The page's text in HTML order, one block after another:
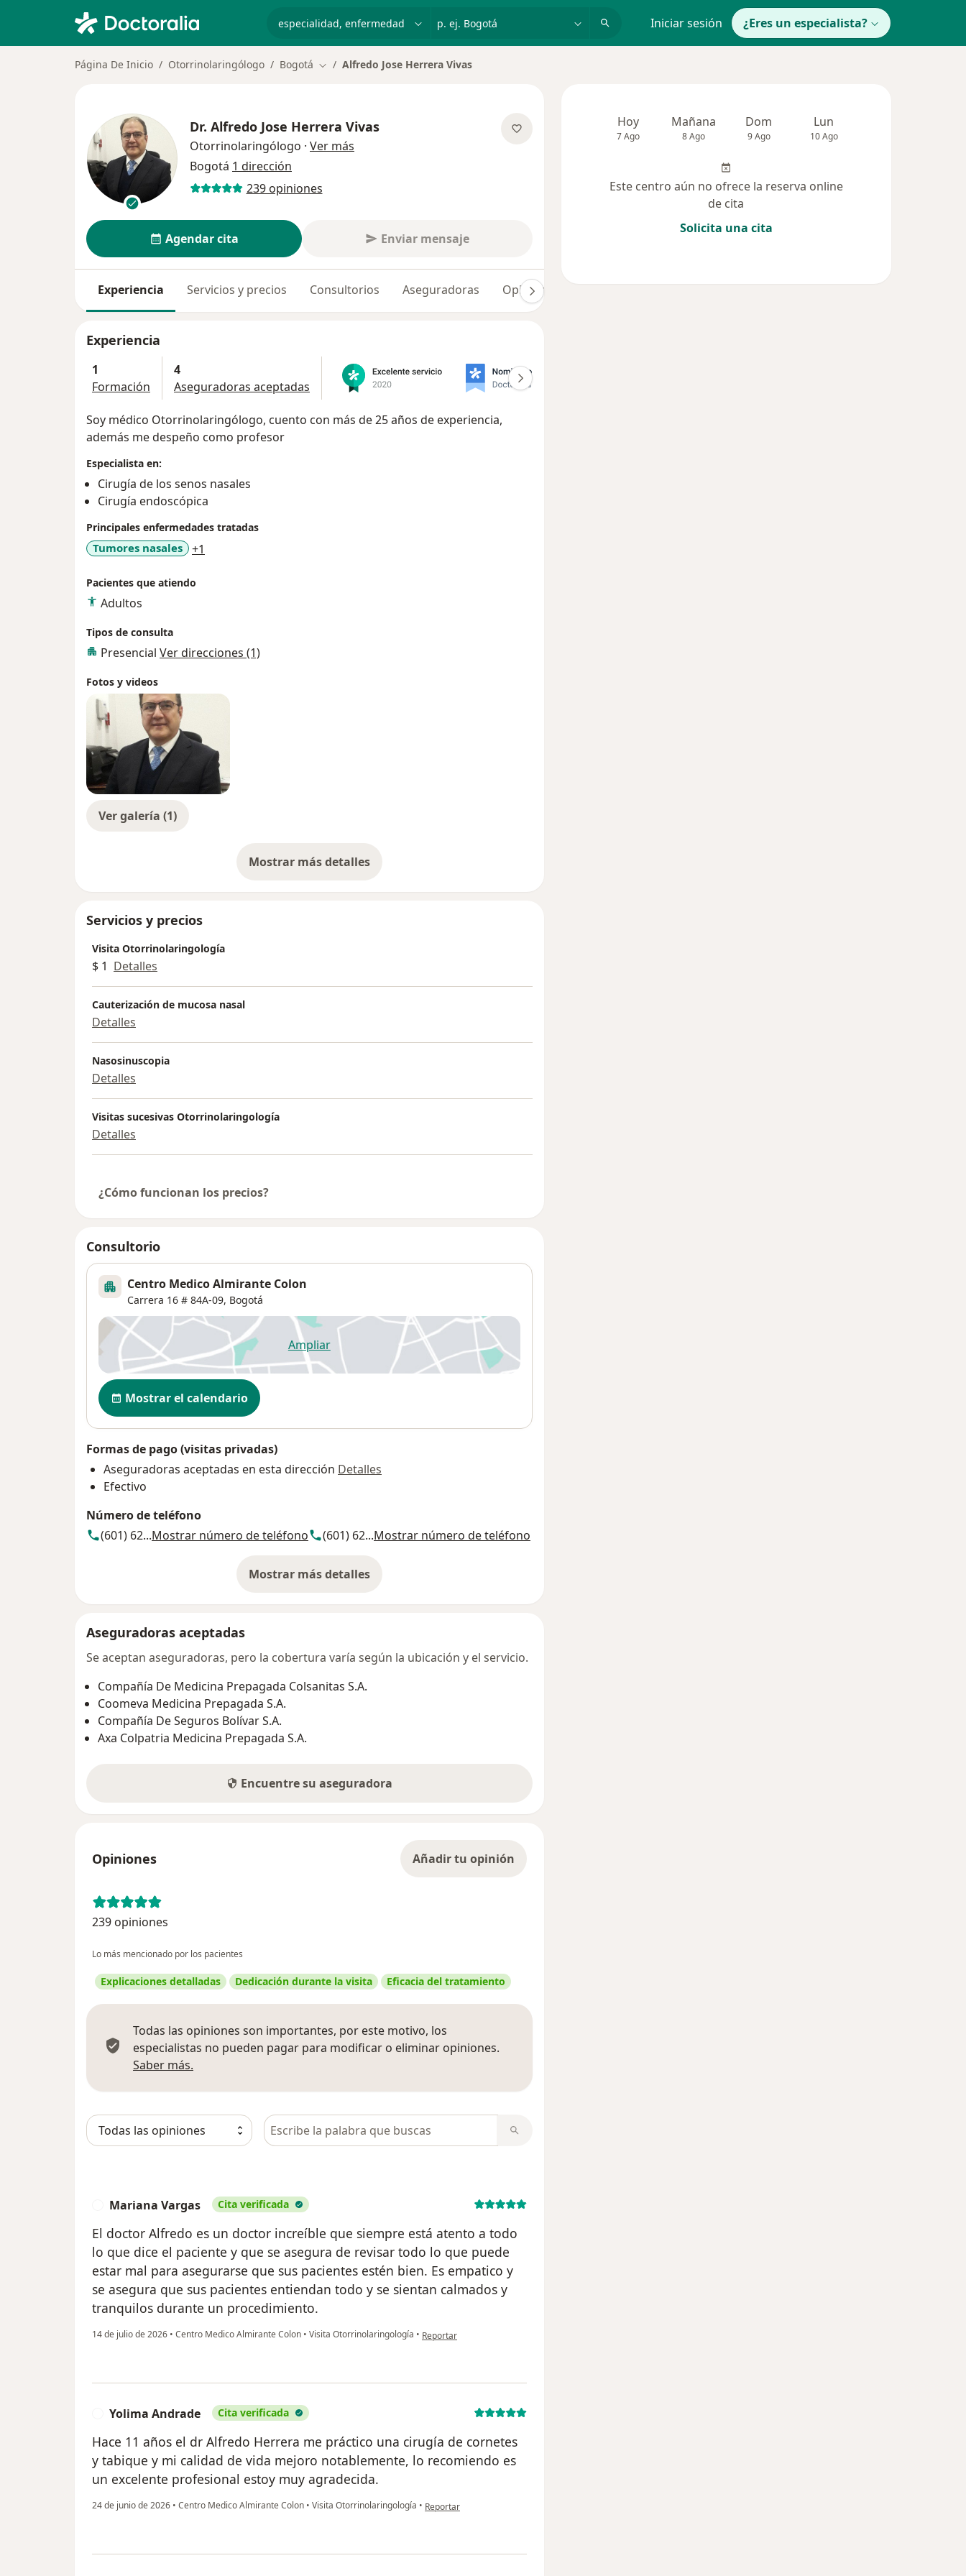
p. ej. Bogotá Iniciar sesión ¿Eres un especialista?
Página De Inicio Otorrinolaringólogo Bogotá Cambiar de ciudad
Alfredo Jose Herrera Vivas
Dr. Alfredo Jose Herrera Vivas
Otorrinolaringólogo · Ver más
Bogotá 1 dirección
239 opiniones
Agendar cita Enviar mensaje
Experiencia Servicios y precios Consultorios Aseguradoras Opiniones (239)
Experiencia
1
Formación
4
Aseguradoras aceptadas
Soy médico Otorrinolaringólogo, cuento con más de 25 años de experiencia,
además me despeño como profesor
Especialista en:
Cirugía de los senos nasales
Cirugía endoscópica
Principales enfermedades tratadas
Tumores nasales +1
Pacientes que atiendo
Adultos
Tipos de consulta
Presencial Ver direcciones (1)
Fotos y videos
Ver galería (1)
Mostrar más detalles
sobre la experiencia
Servicios y precios
Visita Otorrinolaringología
$ 1 Detalles
Cauterización de mucosa nasal
Detalles
Nasosinuscopia
Detalles
Visitas sucesivas Otorrinolaringología
Detalles
¿Cómo funcionan los precios?
Consultorio
Centro Medico Almirante Colon
Carrera 16 # 84A-09, Bogotá
Ampliarse abre en una nueva pestaña
Disponibilidad
Mostrar el calendario
Formas de pago (visitas privadas)
Aseguradoras aceptadas en esta dirección Detalles
Efectivo
Número de teléfono
(601) 62...Mostrar número de teléfono (601) 62...Mostrar número de teléfono
Mostrar más detalles
sobre la dirección
Aseguradoras aceptadas
Se aceptan aseguradoras, pero la cobertura varía según la ubicación y el servicio.
Compañía De Medicina Prepagada Colsanitas S.A.
Coomeva Medicina Prepagada S.A.
Compañía De Seguros Bolívar S.A.
Axa Colpatria Medicina Prepagada S.A.
Encuentre su aseguradora
Opiniones Añadir tu opinión
239 opiniones
Lo más mencionado por los pacientes
Explicaciones detalladas Dedicación durante la visita Eficacia del tratamiento
Todas las opiniones son importantes, por este motivo, los
especialistas no pueden pagar para modificar o eliminar opiniones.
Saber más.
Busca en opiniones
Mariana Vargas Cita verificada
El doctor Alfredo es un doctor increíble que siempre está atento a todo
lo que dice el paciente y que se asegura de revisar todo lo que puede
estar mal para asegurarse que sus pacientes estén bien. Es empatico y
se asegura que sus pacientes entiendan todo y se sientan calmados y
tranquilos durante un procedimiento.
14 de julio de 2026 • Centro Medico Almirante Colon • Visita Otorrinolaringología • en opinión del usuario Mariana Vargas
Reportar
Yolima Andrade Cita verificada
Hace 11 años el dr Alfredo Herrera me práctico una cirugía de cornetes
y tabique y mi calidad de vida mejoro notablemente, lo recomiendo es
un excelente profesional estoy muy agradecida.
24 de junio de 2026 • Centro Medico Almirante Colon • Visita Otorrinolaringología • en opinión del usuario Yolima Andrade
Reportar
Hoy
7 Ago
Mañana
8 Ago
Dom
9 Ago
Lun
10 Ago
Este centro aún no ofrece la reserva online
de cita
Solicita una cita